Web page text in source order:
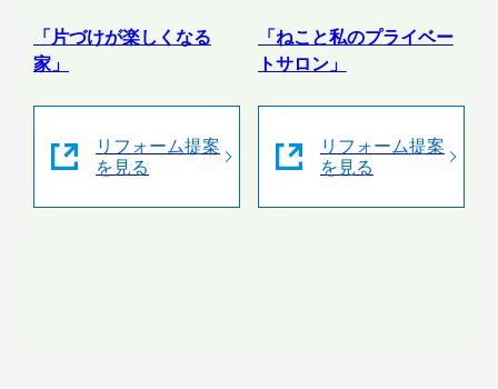
「片づけが楽しくなる
家」
リフォーム提案
を見る
「ねこと私のプライベー
トサロン」
リフォーム提案
を見る